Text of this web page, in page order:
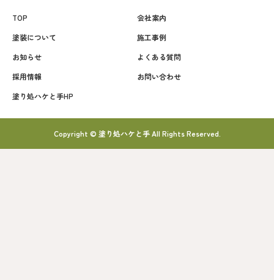
TOP
会社案内
塗装について
施工事例
お知らせ
よくある質問
採用情報
お問い合わせ
塗り処ハケと手HP
Copyright © 塗り処ハケと手 All Rights Reserved.